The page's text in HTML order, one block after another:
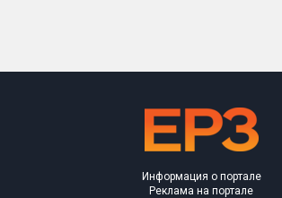
с продажами
Рейтинг ЕРЗ
Информация о портале
Реклама на портале